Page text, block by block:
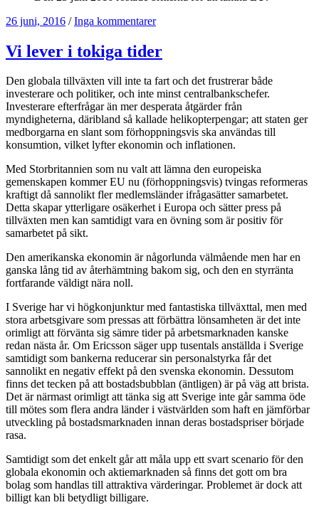
26 juni, 2016 / Inga kommentarer
Vi lever i tokiga tider
Den globala tillväxten vill inte ta fart och det frustrerar både
investerare och politiker, och inte minst centralbankschefer.
Investerare efterfrågar än mer desperata åtgärder från
myndigheterna, däribland så kallade helikopterpengar; att staten ger
medborgarna en slant som förhoppningsvis ska användas till
konsumtion, vilket lyfter ekonomin och inflationen.
Med Storbritannien som nu valt att lämna den europeiska
gemenskapen kommer EU nu (förhoppningsvis) tvingas reformeras
kraftigt då sannolikt fler medlemsländer ifrågasätter samarbetet.
Detta skapar ytterligare osäkerhet i Europa och sätter press på
tillväxten men kan samtidigt vara en övning som är positiv för
samarbetet på sikt.
Den amerikanska ekonomin är någorlunda välmående men har en
ganska lång tid av återhämtning bakom sig, och den en styrränta
fortfarande väldigt nära noll.
I Sverige har vi högkonjunktur med fantastiska tillväxttal, men med
stora arbetsgivare som pressas att förbättra lönsamheten är det inte
orimligt att förvänta sig sämre tider på arbetsmarknaden kanske
redan nästa år. Om Ericsson säger upp tusentals anställda i Sverige
samtidigt som bankerna reducerar sin personalstyrka får det
sannolikt en negativ effekt på den svenska ekonomin. Dessutom
finns det tecken på att bostadsbubblan (äntligen) är på väg att brista.
Det är närmast orimligt att tänka sig att Sverige inte går samma öde
till mötes som flera andra länder i västvärlden som haft en jämförbar
utveckling på bostadsmarknaden innan deras bostadspriser började
rasa.
Samtidigt som det enkelt går att måla upp ett svart scenario för den
globala ekonomin och aktiemarknaden så finns det gott om bra
bolag som handlas till attraktiva värderingar. Problemet är dock att
billigt kan bli betydligt billigare.